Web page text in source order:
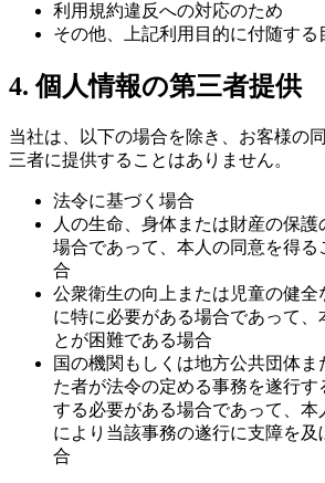
利用規約違反への対応のため
その他、上記利用目的に付随する
4. 個人情報の第三者提供
当社は、以下の場合を除き、お客様の
三者に提供することはありません。
法令に基づく場合
人の生命、身体または財産の保護
場合であって、本人の同意を得る
合
公衆衛生の向上または児童の健全
に特に必要がある場合であって、
とが困難である場合
国の機関もしくは地方公共団体
た者が法令の定める事務を遂行す
する必要がある場合であって、本
により当該事務の遂行に支障を
合